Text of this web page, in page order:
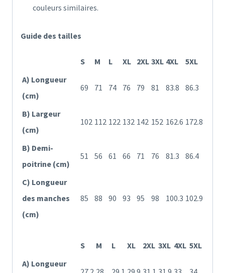
couleurs similaires.
Guide des tailles
S M L XL 2XL 3XL 4XL
5XL
A) Longueur
(cm)
69 71 74 76 79 81 83.8 86.3
B) Largeur
(cm)
102 112 122 132 142 152 162.6 172.8
B) Demi-
poitrine (cm)
51 56 61 66 71 76 81.3 86.4
C) Longueur
des manches
(cm)
85 88 90 93 95 98 100.3 102.9
S M L XL 2XL 3XL 4XL 5XL
A) Longueur